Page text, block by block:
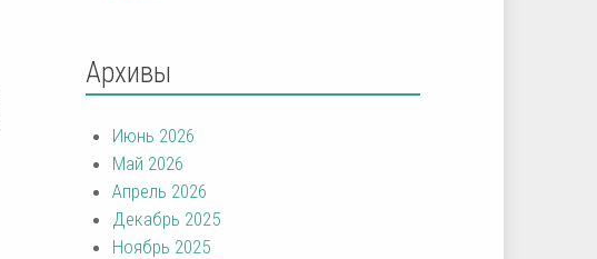
Архивы
Июнь 2026
Май 2026
Апрель 2026
Декабрь 2025
Ноябрь 2025